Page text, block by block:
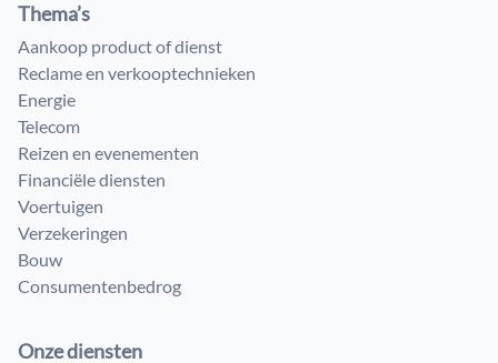
Thema’s
Aankoop product of dienst
Reclame en verkooptechnieken
Energie
Telecom
Reizen en evenementen
Financiële diensten
Voertuigen
Verzekeringen
Bouw
Consumenten​bedrog
Onze diensten